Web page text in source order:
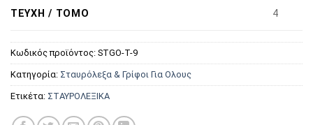
ΤΕΎΧΗ / ΤΌΜΟ 4
Κωδικός προϊόντος: STGO-T-9
Κατηγορία: Σταυρόλεξα & Γρίφοι Για Ολους
Ετικέτα: ΣΤΑΥΡΟΛΕΞΙΚΑ